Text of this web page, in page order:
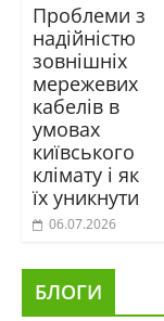
Проблеми з
надійністю
зовнішніх
мережевих
кабелів в
умовах
київського
клімату і як
їх уникнути
06.07.2026
БЛОГИ